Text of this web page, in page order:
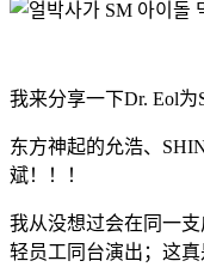
我来分享一下Dr. Eol为
东方神起的允浩、
斌！！！
我从没想过会在同一
轻员工同台演出；这